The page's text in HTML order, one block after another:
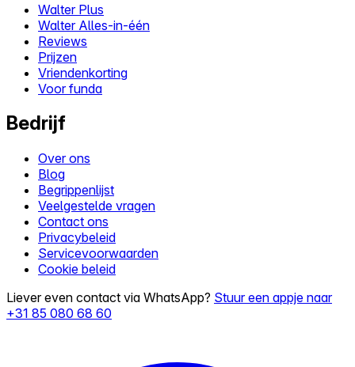
Walter Plus
Walter Alles-in-één
Reviews
Prijzen
Vriendenkorting
Voor funda
Bedrijf
Over ons
Blog
Begrippenlijst
Veelgestelde vragen
Contact ons
Privacybeleid
Servicevoorwaarden
Cookie beleid
Liever even contact via WhatsApp? Stuur een appje naar
+31 85 080 68 60